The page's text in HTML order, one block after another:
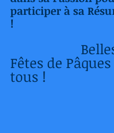
participer à sa
!
Fêtes de
tous !